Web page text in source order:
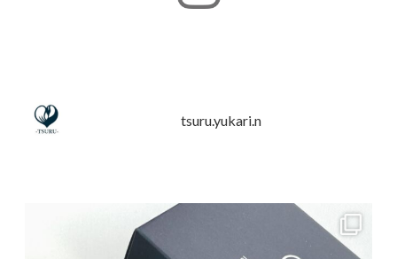
tsuru.yukari.n